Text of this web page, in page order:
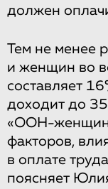
должен
Тем не менее
и женщин во
составляет
доходит до
«ООН-
факторов,
в оплате
поясняет